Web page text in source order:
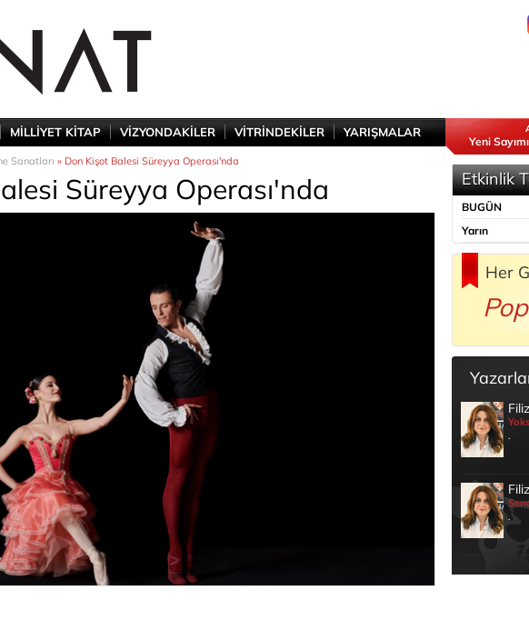
MİLLİYET KİTAP VİZYONDAKİLER VİTRİNDEKİLER YARIŞMALAR
Yeni
Sanatları » Don Kişot Balesi Süreyya Operası'nda
Süreyya Operası'nda Etkinlik
BUGÜN
Yarın
Her
.
.